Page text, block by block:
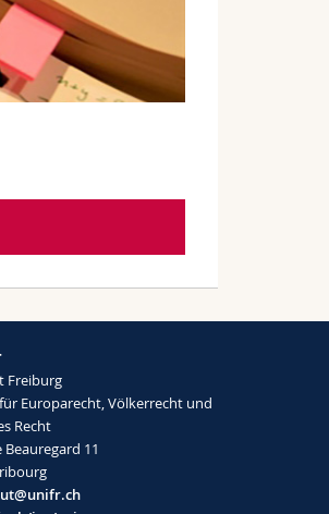
Freiburg
Europarecht, Völkerrecht und
Recht
11